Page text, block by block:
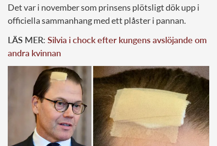
Det var i november som prinsens plötsligt dök upp i
officiella sammanhang med ett plåster i pannan.
LÄS MER: Silvia i chock efter kungens avslöjande om
andra kvinnan